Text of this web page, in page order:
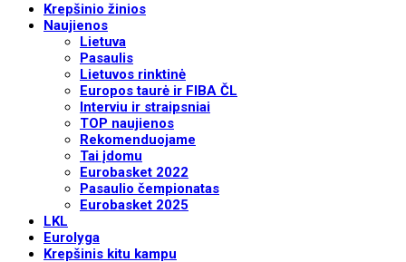
Krepšinio žinios
Naujienos
Lietuva
Pasaulis
Lietuvos rinktinė
Europos taurė ir FIBA ČL
Interviu ir straipsniai
TOP naujienos
Rekomenduojame
Tai įdomu
Eurobasket 2022
Pasaulio čempionatas
Eurobasket 2025
LKL
Eurolyga
Krepšinis kitu kampu